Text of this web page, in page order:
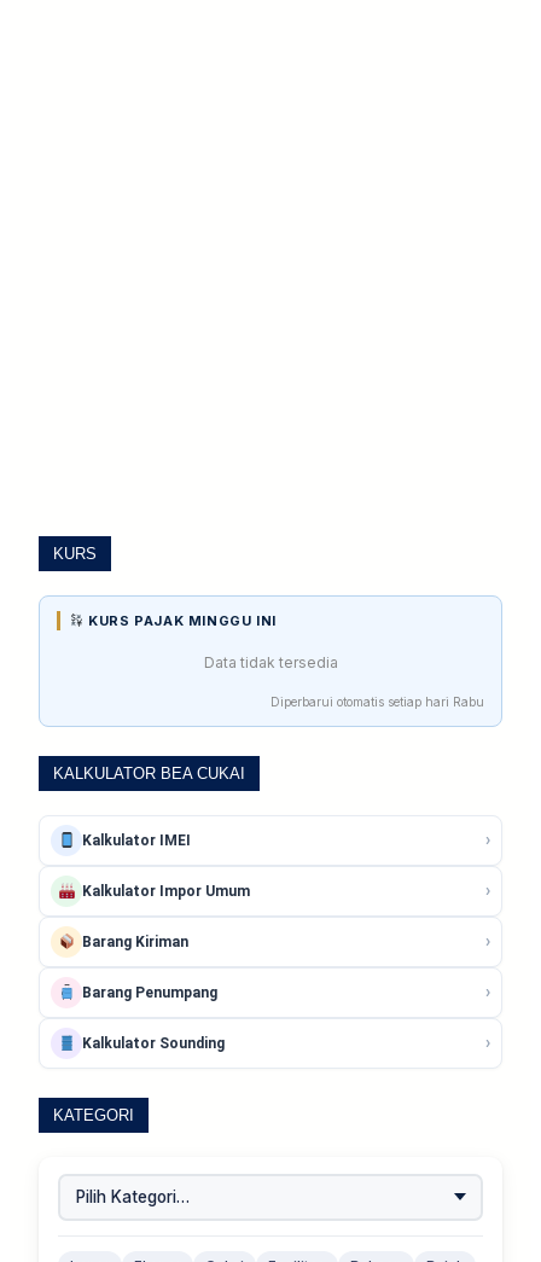
KURS
KURS PAJAK MINGGU INI
Data tidak tersedia
Diperbarui otomatis setiap hari Rabu
KALKULATOR BEA CUKAI
Kalkulator IMEI ›
Kalkulator Impor Umum ›
Barang Kiriman ›
Barang Penumpang ›
Kalkulator Sounding ›
KATEGORI